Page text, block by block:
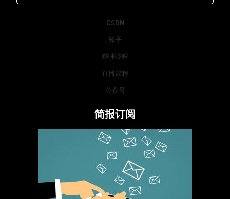
CSDN
知乎
哔哩哔哩
直播课程
公众号
简报订阅